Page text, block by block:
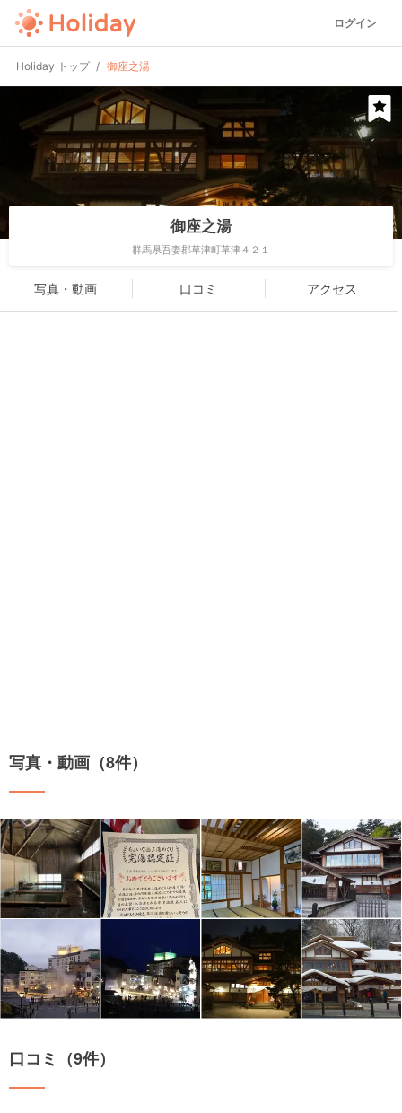
ログイン
Holiday トップ 御座之湯
御座之湯
群馬県吾妻郡草津町草津４２１
写真・動画 口コミ アクセス
写真・動画（8件）
口コミ（9件）